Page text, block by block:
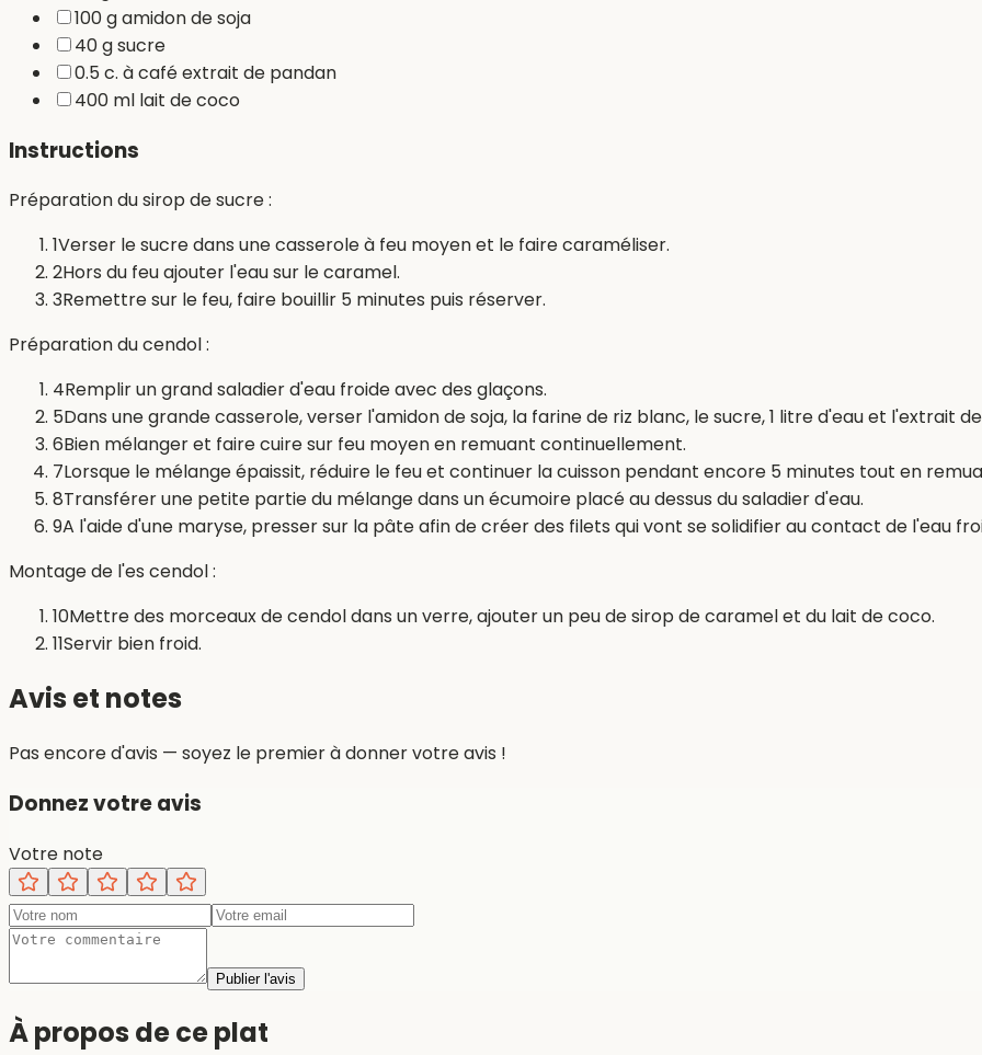
100 g amidon de soja
40 g sucre
0.5 c. à café extrait de pandan
400 ml lait de coco
Instructions
Préparation du sirop de sucre :
1Verser le sucre dans une casserole à feu moyen et le faire caraméliser.
2Hors du feu ajouter l'eau sur le caramel.
3Remettre sur le feu, faire bouillir 5 minutes puis réserver.
Préparation du cendol :
4Remplir un grand saladier d'eau froide avec des glaçons.
5Dans une grande casserole, verser l'amidon de soja, la farine de riz blanc, le sucre, 1 litre d'eau et l'extrait
6Bien mélanger et faire cuire sur feu moyen en remuant continuellement.
7Lorsque le mélange épaissit, réduire le feu et continuer la cuisson pendant encore 5 minutes tout en
8Transférer une petite partie du mélange dans un écumoire placé au dessus du saladier d'eau.
9A l'aide d'une maryse, presser sur la pâte afin de créer des filets qui vont se solidifier au contact de l'eau
Montage de l'es cendol :
10Mettre des morceaux de cendol dans un verre, ajouter un peu de sirop de caramel et du lait de coco.
11Servir bien froid.
Avis et notes
Pas encore d'avis — soyez le premier à donner votre avis !
Donnez votre avis
Votre note
Publier l'avis
À propos de ce plat